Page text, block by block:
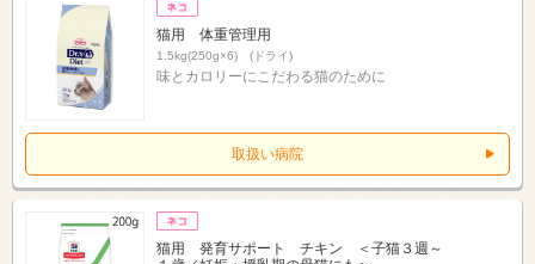
猫用 体重管理用
1.5kg(250g×6) (ドライ)
味とカロリーにこだわる猫のために
取扱い病院
猫用 発育サポート チキン ＜子猫３週～